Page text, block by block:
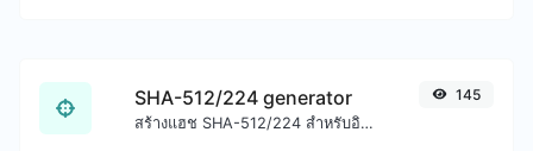
SHA-512/224 generator
สร้างแฮช SHA-512/224 สำหรับอินพุตสตริงใดๆ
145